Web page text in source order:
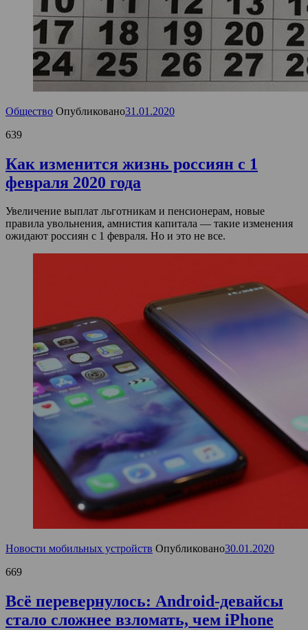
Общество Опубликовано31.01.2020
639
Как изменится жизнь россиян с 1
февраля 2020 года
Увеличение выплат льготникам и пенсионерам, новые
правила увольнения, амнистия капитала — такие изменения
ожидают россиян с 1 февраля. Но и это не все.
Новости мобильных устройств Опубликовано30.01.2020
669
Всё перевернулось: Android-девайсы
стало сложнее взломать, чем iPhone